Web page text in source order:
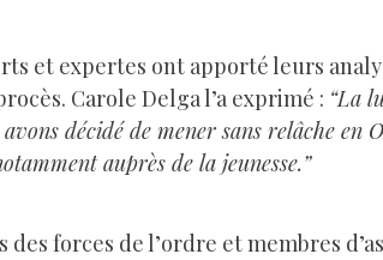
et expertes ont apporté leurs
Carole Delga l’a exprimé : “La
décidé de mener sans relâche
auprès de la jeunesse.”
forces de l’ordre et membres